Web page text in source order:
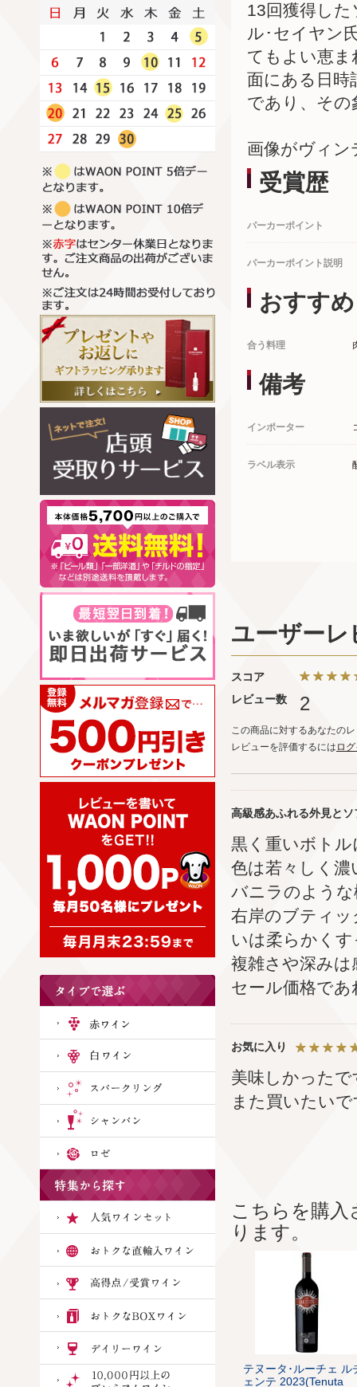
13回獲得し
ル･セイヤン
てもよい恵ま
面にある日時
であり、そ
画像がヴィン
受賞歴
パーカーポイント
パーカーポイント説明
おすすめ
合う料理
備考
インポーター
ラベル表示
ユーザーレ
スコア
レビュー数
2
この商品に対するあなたの
レビューを評価するには ロ
高級感あふれる外見と
黒く重いボト
色は若々しく
バニラのような
右岸のブティ
いは柔らかく
複雑さや深み
セール価格で
お気に入り
美味しかった
また買いたいで
こちらを購
ります。
テヌータ･ルーチェ ル
ェンテ 2023(Tenuta